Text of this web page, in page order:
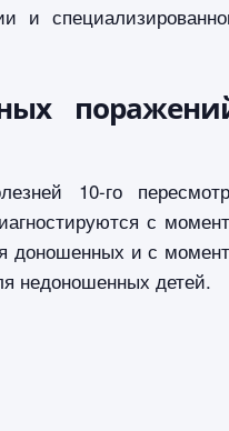
и
10-го
с
доношенных и с
недоношенных детей.